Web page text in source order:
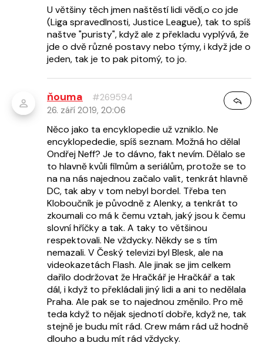
U většiny těch jmen naštěstí lidi vědí,o co jde
(Liga spravedlnosti, Justice League), tak to spíš
naštve "puristy", když ale z překladu vyplývá, že
jde o dvě různé postavy nebo týmy, i když jde o
jeden, tak je to pak pitomý, to jo.
ňouma
#269594
26. září 2019, 20:06
Něco jako ta encyklopedie už vzniklo. Ne
encyklopededie, spíš seznam. Možná ho dělal
Ondřej Neff? Je to dávno, fakt nevím. Dělalo se
to hlavně kvůli filmům a seriálům, protože se to
na na nás najednou začalo valit, tenkrát hlavně
DC, tak aby v tom nebyl bordel. Třeba ten
Kloboučník je původně z Alenky, a tenkrát to
zkoumali co má k čemu vztah, jaký jsou k čemu
slovní hříčky a tak. A taky to většinou
respektovali. Ne vždycky. Někdy se s tím
nemazali. V Český televizi byl Blesk, ale na
videokazetách Flash. Ale jinak se jim celkem
dařilo dodržovat že Hračkář je Hračkář a tak
dál, i když to překládali jiný lidi a ani to nedělala
Praha. Ale pak se to najednou změnilo. Pro mě
teda když to nějak sjednotí dobře, když ne, tak
stejně je budu mít rád. Crew mám rád už hodně
dlouho a budu mít rád vždycky.